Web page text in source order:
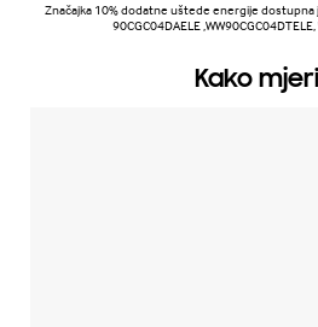
Značajka 10% dodatne uštede energije dostupna
90CGC04DAELE
Kako